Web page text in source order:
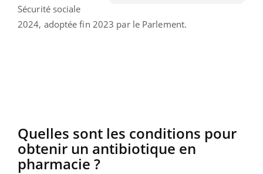
Sécurité sociale
2024, adoptée fin 2023 par le Parlement.
Quelles sont les conditions pour
obtenir un antibiotique en
pharmacie ?